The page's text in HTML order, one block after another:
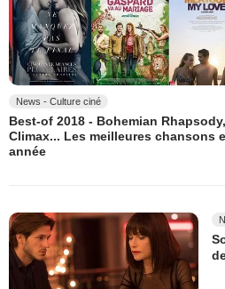
News - Culture ciné
Best-of 2018 - Bohemian
Climax... Les meilleures chansons
année